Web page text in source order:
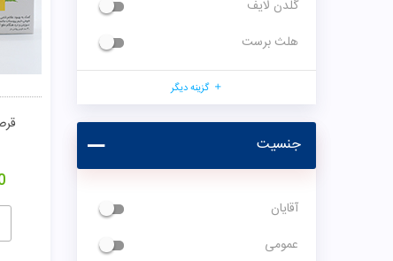
گلدن لایف
هلث برست
گزینه دیگر
جنسیت
آقایان
عمومی